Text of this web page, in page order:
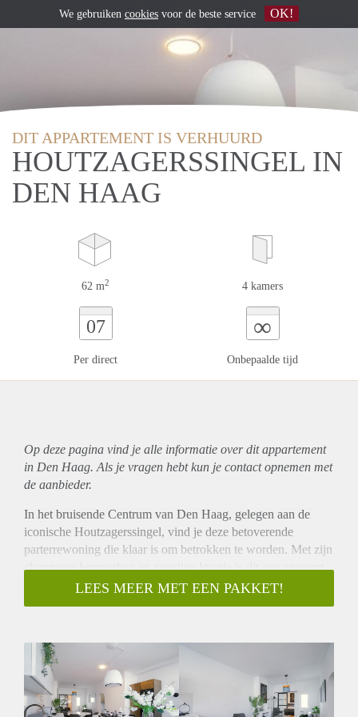
DIT APPARTEMENT IS VERHUURD
HOUTZAGERSSINGEL IN
DEN HAAG
62 m2 4 kamers
07
Per direct
∞
Onbepaalde tijd
Op deze pagina vind je alle informatie over ditappartement
in Den Haag. Als je vragen hebt kun je contact opnemen met
de aanbieder.
In het bruisende Centrum van Den Haag, gelegen aan de
iconische Houtzagerssingel, vind je deze betoverende
parterrewoning die klaar is om betrokken te worden. Met zijn
charmante kenmerken en gunstige locatie is dit appartement
van 62m2 een droom die uitkomt voor jou en je partner.
Betreed deze luxueuze woning en laat je verrassen door de
voldoende ruimte voor zowel een eenpersoons- als een
comfortabel tweepersoonsbed. De keuken is uitgerust met
alle benodigde inbouwapparatuur, zoals een vaatwasser,
fornuis en magnetron, waardoor koken een waar genot
LEES MEER MET EEN PAKKET!
We gebruiken cookies voor de beste service OK!